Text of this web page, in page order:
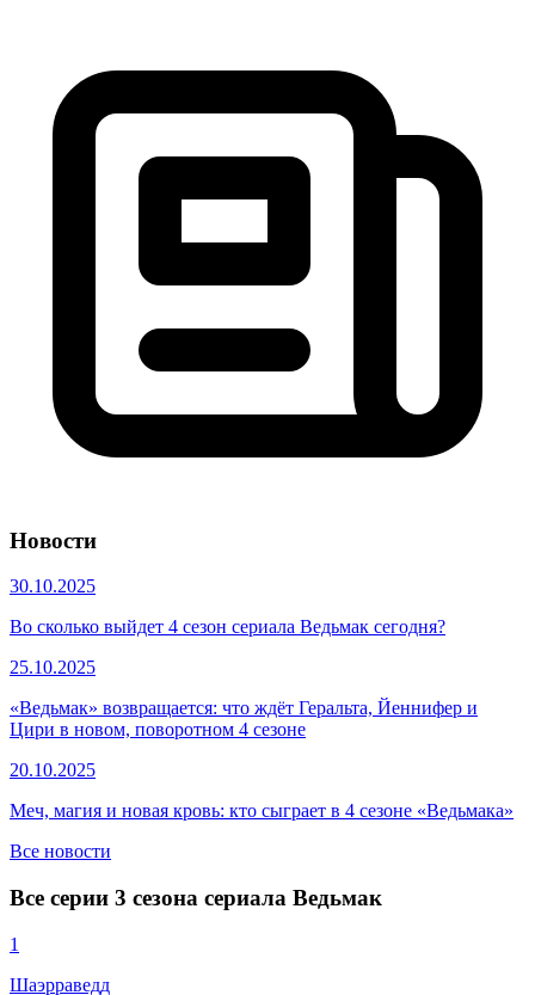
Новости
30.10.2025
Во сколько выйдет 4 сезон сериала Ведьмак сегодня?
25.10.2025
«Ведьмак» возвращается: что ждёт Геральта, Йеннифер и
Цири в новом, поворотном 4 сезоне
20.10.2025
Меч, магия и новая кровь: кто сыграет в 4 сезоне «Ведьмака»
Все новости
Все серии 3 сезона сериала Ведьмак
1
Шаэрраведд